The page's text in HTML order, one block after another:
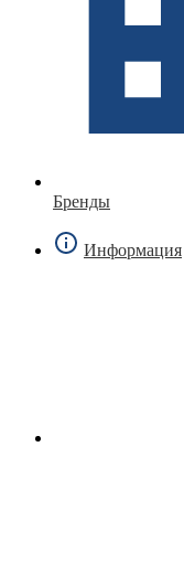
Бренды
Информация